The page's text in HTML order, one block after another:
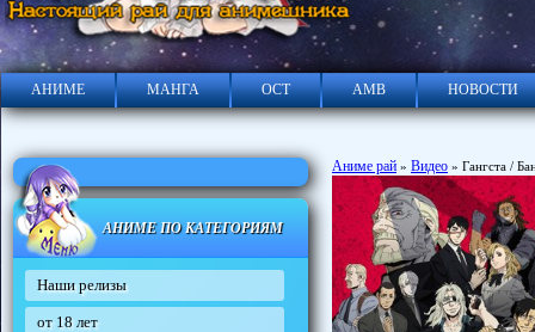
АНИМЕ МАНГА ОСТ АМВ НОВОСТИ
АНИМЕ ПО КАТЕГОРИЯМ
Наши релизы
от 18 лет
Аниме рай » Видео » Гангста /